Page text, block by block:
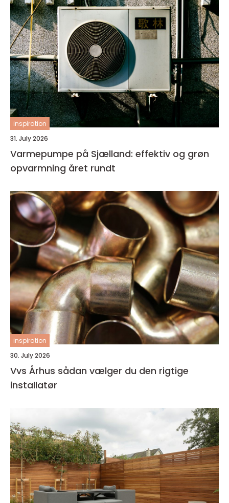
inspiration
31. July 2026
Varmepumpe på Sjælland: effektiv og grøn
opvarmning året rundt
inspiration
30. July 2026
Vvs Århus sådan vælger du den rigtige
installatør